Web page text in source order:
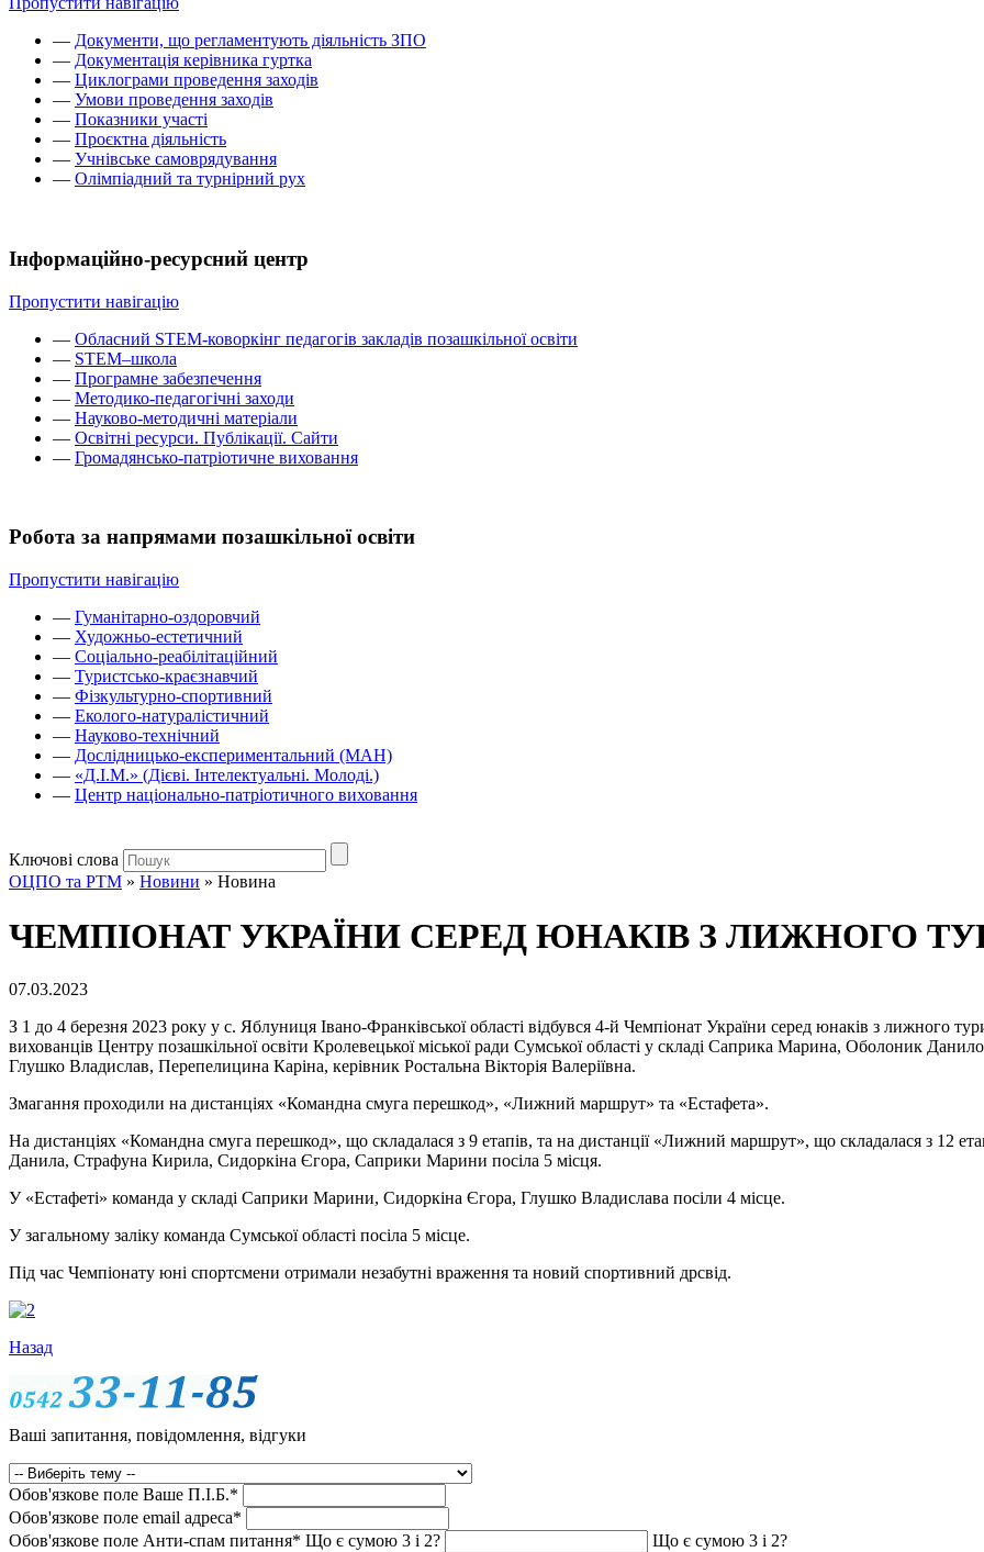
— Документи, що регламентують діяльність ЗПО
— Документація керівника гуртка
— Циклограми проведення заходів
— Умови проведення заходів
— Показники участі
— Проєктна діяльність
— Учнівське самоврядування
— Олімпіадний та турнірний рух
Інформаційно-ресурсний центр
Пропустити навігацію
— Обласний STEM-коворкінг педагогів закладів позашкільної освіти
— STEM–школа
— Програмне забезпечення
— Методико-педагогічні заходи
— Науково-методичні матеріали
— Освітні ресурси. Публікації. Сайти
— Громадянсько-патріотичне виховання
Робота за напрямами позашкільної освіти
Пропустити навігацію
— Гуманітарно-оздоровчий
— Художньо-естетичний
— Соціально-реабілітаційний
— Туристсько-краєзнавчий
— Фізкультурно-спортивний
— Еколого-натуралістичний
— Науково-технічний
— Дослідницько-експериментальний (МАН)
— «Д.І.М.» (Дієві. Інтелектуальні. Молоді.)
— Центр національно-патріотичного виховання
Ключові слова
ОЦПО та РТМ » Новини » Новина
ЧЕМПІОНАТ УКРАЇНИ СЕРЕД ЮНАКІВ З ЛИЖНОГО
07.03.2023
З 1 до 4 березня 2023 року у с. Яблуниця Івано-Франківської області відбувся 4-й Чемпіонат України серед юнаків з лижного
вихованців Центру позашкільної освіти Кролевецької міської ради Сумської області у складі Саприка Марина, Оболоник
Глушко Владислав, Перепелицина Каріна, керівник Ростальна Вікторія Валеріївна.
Змагання проходили на дистанціях «Командна смуга перешкод», «Лижний маршрут» та «Естафета».
На дистанціях «Командна смуга перешкод», що складалася з 9 етапів, та на дистанції «Лижний маршрут», що складалася з 12
Данила, Страфуна Кирила, Сидоркіна Єгора, Саприки Марини посіла 5 місця.
У «Естафеті» команда у складі Саприки Марини, Сидоркіна Єгора, Глушко Владислава посіли 4 місце.
У загальному заліку команда Сумської області посіла 5 місце.
Під час Чемпіонату юні спортсмени отримали незабутні враження та новий спортивний дрсвід.
Назад
Ваші запитання, повідомлення, відгуки
Обов'язкове поле Ваше П.I.Б.*
Обов'язкове поле email адреса*
Обов'язкове поле Анти-спам питання* Що є сумою 3 і 2? Що є сумою 3 і 2?